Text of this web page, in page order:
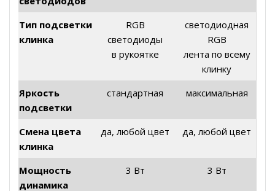
Тип подсветки
клинка
RGB
светодиоды
в рукоятке
светодиодная
RGB
лента по всему
клинку
Яркость
подсветки
стандартная максимальная
Смена цвета
клинка
да, любой цвет да, любой цвет
Мощность
динамика
3 Вт 3 Вт